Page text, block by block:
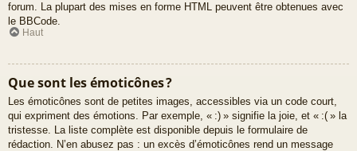
forum. La plupart des mises en forme HTML peuvent être obtenues avec
le BBCode.
Haut
Que sont les émoticônes ?
Les émoticônes sont de petites images, accessibles via un code court,
qui expriment des émotions. Par exemple, « :) » signifie la joie, et « :( » la
tristesse. La liste complète est disponible depuis le formulaire de
rédaction. N’en abusez pas : un excès d’émoticônes rend un message